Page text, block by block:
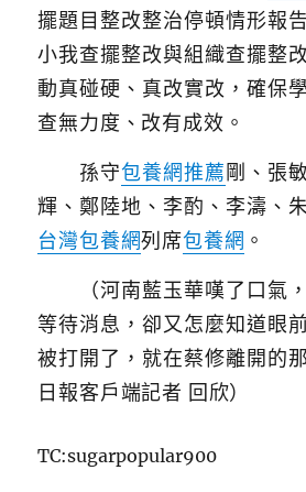
擺題目整改整治停頓情形報
小我查擺整改與組織查擺整
動真碰硬、真改實改，確保
查無力度、改有成效。
孫守包養網推薦剛、張
輝、鄭陸地、李酌、李濤、
台灣包養網列席包養網 。
（河南藍玉華嘆了口氣，
等待消息，卻又怎麼知道眼
被打開了，就在蔡修離開的
日報客戶端記者 回欣）
TC:sugarpopular900